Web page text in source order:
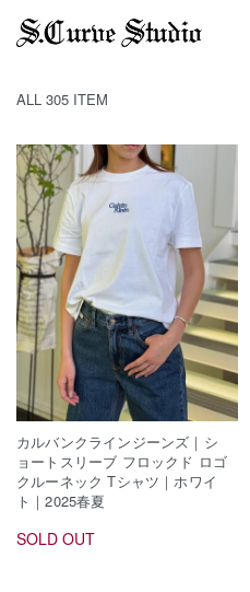
ALL 305 ITEM
カルバンクラインジーンズ｜シ
ョートスリーブ フロックド ロゴ
クルーネック Tシャツ｜ホワイ
ト｜2025春夏
SOLD OUT